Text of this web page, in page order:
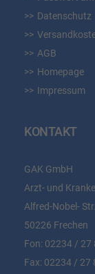
Datenschutz
AGB
Homepage
Impressum
KONTAKT
GAK GmbH
Arzt- und
Alfred-Nobel-
50226 Frechen
Fon: 02234 / 27
Fax: 02234 / 27